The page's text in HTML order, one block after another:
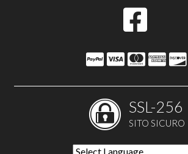
SSL-256
SITO SICURO